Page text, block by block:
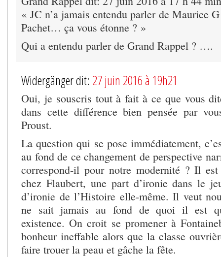
« JC n’a jamais entendu parler de Maurice
Pachet… ça vous étonne ? »
Qui a entendu parler de Grand Rappel ? ….
Widergänger dit: 27 juin 2016 à 19h21
Oui, je souscris tout à fait à ce que vous
dans cette différence bien pensée par
Proust.
La question qui se pose immédiatement,
au fond de ce changement de perspective
correspond-il pour notre modernité ? Il
chez Flaubert, une part d’ironie dans le
d’ironie de l’Histoire elle-même. Il veut
ne sait jamais au fond de quoi il est
existence. On croit se promener à
bonheur ineffable alors que la classe
faire trouer la peau et gâche la fête.